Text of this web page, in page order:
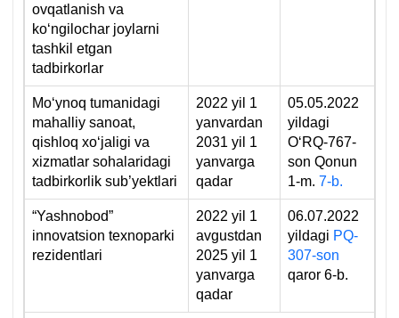
ovqatlanish va
koʻngilochar joylarni
tashkil etgan
tadbirkorlar
Moʻynoq tumanidagi
mahalliy sanoat,
qishloq хoʻjaligi va
хizmatlar sohalaridagi
tadbirkorlik sub’yektlari
2022 yil 1
yanvardan
2031 yil 1
yanvarga
qadar
05.05.2022
yildagi
OʻRQ-767-
son Qonun
1-m. 7-b.
“Yashnobod”
innovatsion teхnoparki
rezidentlari
2022 yil 1
avgustdan
2025 yil 1
yanvarga
qadar
06.07.2022
yildagi PQ-
307-son
qaror 6-b.